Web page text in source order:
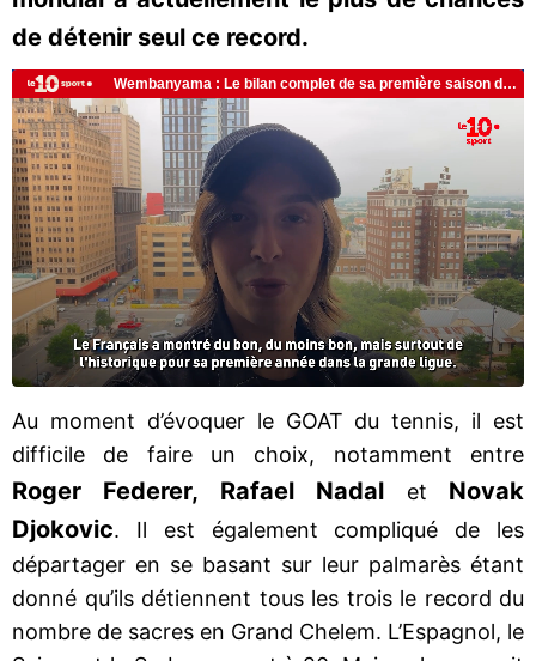
de détenir seul ce record.
Au moment d’évoquer le GOAT du tennis, il est
difficile de faire un choix, notamment entre
Roger Federer, Rafael Nadal et Novak
Djokovic. Il est également compliqué de les
départager en se basant sur leur palmarès étant
donné qu’ils détiennent tous les trois le record du
nombre de sacres en Grand Chelem. L’Espagnol, le